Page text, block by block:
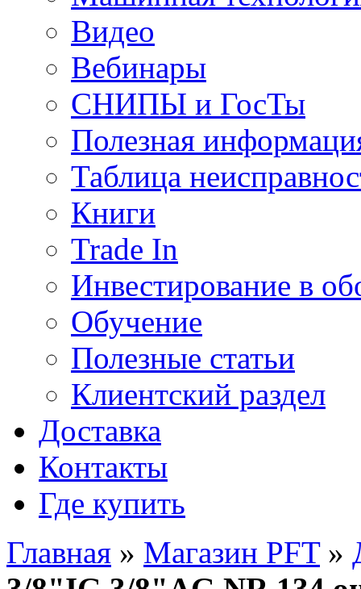
Видео
Вебинары
СНИПЫ и ГосТы
Полезная
Таблица
Книги
Trade In
Инвестирование в
Обучение
Полезные статьи
Клиентский раздел
Доставка
Контакты
Где купить
Главная » Магазин PFT»